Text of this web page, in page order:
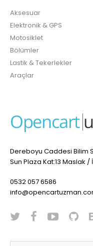
Aksesuar
Elektronik & GPS
Motosiklet
Bölümler
Lastik & Tekerlekler
Araçlar
Dereboyu Caddesi Bilim
Sun Plaza Kat:13 Maslak /
0532 057 6586